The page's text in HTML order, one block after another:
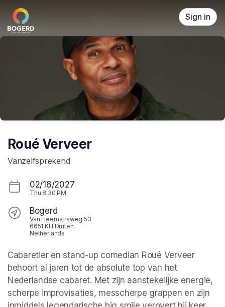
Skip header
Sign in
Roué Verveer
Vanzelfsprekend
02/18/2027
Thu 8:30 PM
Bogerd
Van Heemstraweg 53
6651 KH Druten
Netherlands
Cabaretier en stand-up comedian Roué Verveer
behoort al jaren tot de absolute top van het
Nederlandse cabaret. Met zijn aanstekelijke energie,
scherpe improvisaties, messcherpe grappen en zijn